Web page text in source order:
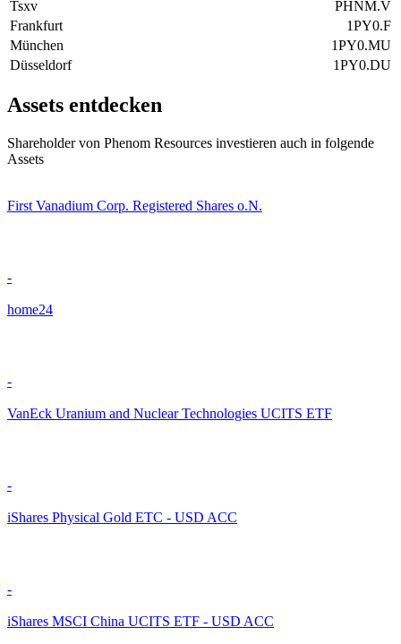
Tsxv
PHNM.V
Frankfurt
1PY0.F
München
1PY0.MU
Düsseldorf
1PY0.DU
Assets entdecken
Shareholder von Phenom Resources investieren auch in folgende
Assets
First Vanadium Corp. Registered Shares o.N.
-
home24
-
VanEck Uranium and Nuclear Technologies UCITS ETF
-
iShares Physical Gold ETC - USD ACC
-
iShares MSCI China UCITS ETF - USD ACC